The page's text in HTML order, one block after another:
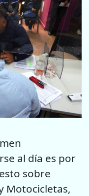
al día es por
sobre
Motocicletas,